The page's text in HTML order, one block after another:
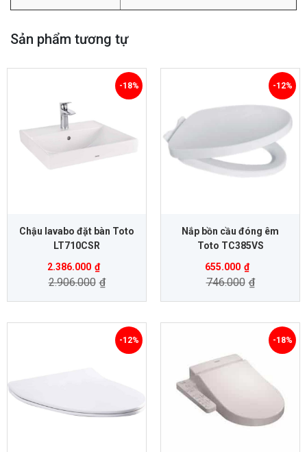
Sản phẩm tương tự
Chậu lavabo đặt bàn Toto
LT710CSR
2.386.000 ₫
2.906.000 ₫
-18%
Nắp bồn cầu đóng êm
Toto TC385VS
655.000 ₫
746.000 ₫
-12%
-12% -18%